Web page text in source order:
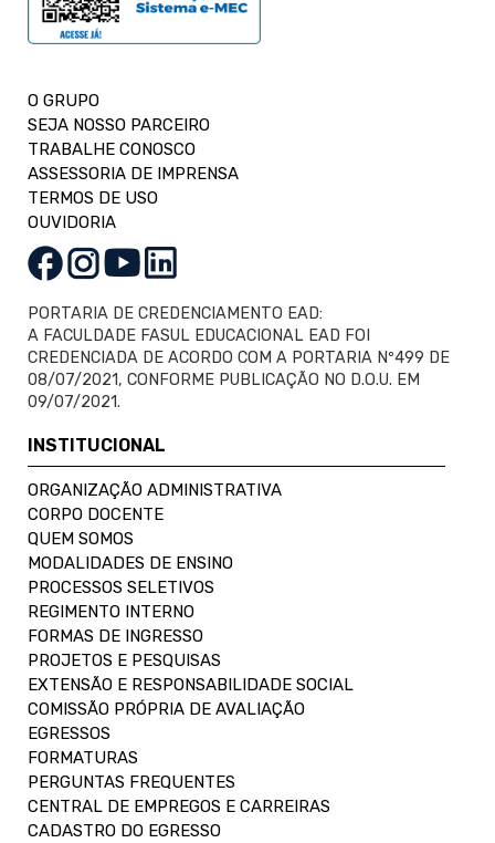
O GRUPO
SEJA NOSSO PARCEIRO
TRABALHE CONOSCO
ASSESSORIA DE IMPRENSA
TERMOS DE USO
OUVIDORIA
PORTARIA DE CREDENCIAMENTO EAD:
A FACULDADE FASUL EDUCACIONAL EAD FOI
CREDENCIADA DE ACORDO COM A PORTARIA Nº499 DE
08/07/2021, CONFORME PUBLICAÇÃO NO D.O.U. EM
09/07/2021.
INSTITUCIONAL
ORGANIZAÇÃO ADMINISTRATIVA
CORPO DOCENTE
QUEM SOMOS
MODALIDADES DE ENSINO
PROCESSOS SELETIVOS
REGIMENTO INTERNO
FORMAS DE INGRESSO
PROJETOS E PESQUISAS
EXTENSÃO E RESPONSABILIDADE SOCIAL
COMISSÃO PRÓPRIA DE AVALIAÇÃO
EGRESSOS
FORMATURAS
PERGUNTAS FREQUENTES
CENTRAL DE EMPREGOS E CARREIRAS
CADASTRO DO EGRESSO